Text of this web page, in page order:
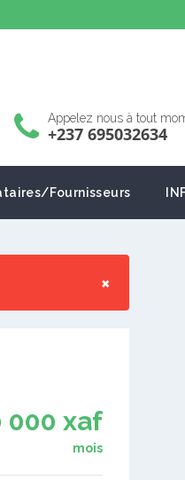
Appelez nous à tout
+237 695032634
Fournisseurs
×
000 xaf
mois